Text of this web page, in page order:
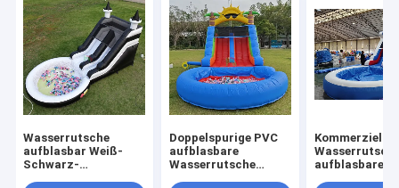
Wasserrutsche
aufblasbar Weiß-
Schwarz-
Doppelspurige PVC
aufblasbare
Wasserrutsche
Kommerzielle
aufblasbare